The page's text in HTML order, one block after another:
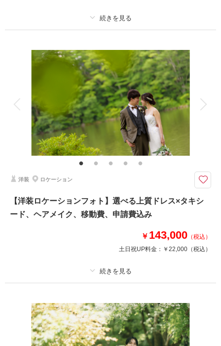
撮影料 新婦衣装1着 新郎衣装1着
ヘアメイク 小物一式
データ 100 カット 台紙付写真
会食 挙式
家族と撮影 家族用衣装レンタル ペットと撮影
その他含むもの
全データレタッチ済み、事前衣装試着付き｜専属コーディネーターと共に事
前試着にてお気に入りの1着を選べます！※ロケーション申請料金・ロケー
ション移動費込み ◆和装へ変更の場合+33,000円（税込）
今なら間に合う！上質なフォトウェディングが年内に叶うプラン！
真だけ残したい方へ向けた特別な最安値プランを、Photoraitをご覧いただ
いた方のみ特別に期間限定でのご案内をいたします。
撮影場所：旧軽井沢KIKYOキュリオコレクション
相談予約する
来店・オンライン
撮影日の空き
を確認する
洋装 ロケーション
【洋装ロケーションフォト】選べる上質ドレス×タキシ
ード、ヘアメイク、移動費、申請費込み
￥ 143,000 （税込）
土日祝UP料金： ￥22,000 （税込）
撮影料 新婦衣装1着 新郎衣装1着
着付け ヘアメイク 小物一式
アルバム データ 100 カット 台紙付写真